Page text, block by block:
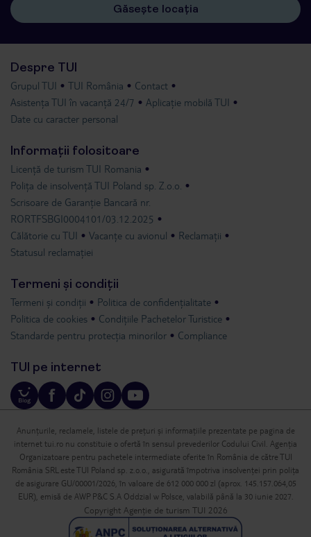
Găsește locația
Despre TUI
Grupul TUI TUI România
Contact
Asistența TUI în vacanță 24/7
Aplicație mobilă TUI
Date cu caracter personal
Informații folositoare
Licență de turism TUI Romania
Polița de insolvență TUI Poland sp. Z.o.o.
Scrisoare de Garanție Bancară nr.
RORTFSBGI0004101/03.12.2025
Călătorie cu TUI
Vacanțe cu avionul
Reclamații
Statusul reclamației
Termeni și condiții
Termeni și condiții
Politica de confidențialitate
Politica de cookies
Condițiile Pachetelor Turistice
Standarde pentru protecția minorilor
Compliance
TUI pe internet
Anunțurile, reclamele, listele de prețuri și informațiile prezentate pe pagina de
internet tui.ro nu constituie o ofertă în sensul prevederilor Codului Civil. Agenția
Organizatoare pentru pachetele intermediate oferite în România de către TUI
România SRL este TUI Poland sp. z.o.o., asigurată împotriva insolvenței prin polița
de asigurare GU/00001/2026, în valoare de 612 000 000 zl (aprox. 145.157.064,05
EUR), emisă de AWP P&C S.A Oddzial w Polsce, valabilă până la 30 iunie 2027.
Copyright Agenție de turism TUI 2026